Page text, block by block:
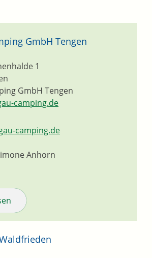
GmbH Tengen
GmbH Tengen
1
camping.de
camping.de
Anhorn